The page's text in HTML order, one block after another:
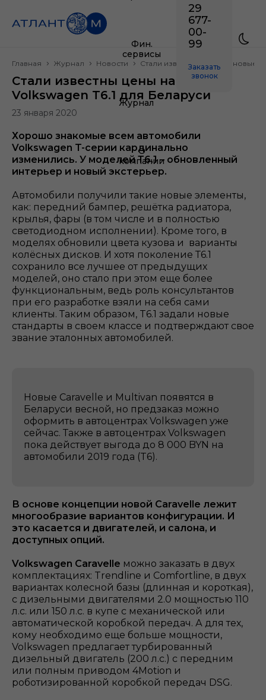
Фин.
сервисы
Журнал
О
компании
29
677-
00-
99
Заказать
звонок
Главная Журнал Новости Стали известны цены на новые
Стали известны цены на новые
Volkswagen T6.1 для Беларуси
23 января 2020
Хорошо знакомые всем автомобили
Volkswagen T-серии кардинально
изменились. У моделей Т6.1 – обновленный
интерьер и новый экстерьер.
Автомобили получили такие новые элементы,
как: передний бампер, решётка радиатора,
крылья, фары (в том числе и в полностью
светодиодном исполнении). Кроме того, в
моделях обновили цвета кузова и варианты
колёсных дисков. И хотя поколение Т6.1
сохранило все лучшее от предыдущих
моделей, оно стало при этом еще более
функциональным, ведь роль консультантов
при его разработке взяли на себя сами
клиенты. Таким образом, T6.1 задали новые
стандарты в своем классе и подтверждают свое
звание эталонных автомобилей.
Новые Caravelle и Multivan появятся в
Беларуси весной, но предзаказ можно
оформить в автоцентрах Volkswagen уже
сейчас. Также в автоцентрах Volkswagen
пока действует выгода до 8 000 BYN на
автомобили 2019 года (T6).
В основе концепции новой Caravelle лежит
многообразие вариантов конфигурации. И
это касается и двигателей, и салона, и
доступных опций.
Volkswagen Caravelle можно заказать в двух
комплектациях: Trendline и Comfortline, в двух
вариантах колесной базы (длинная и короткая),
с дизельными двигателями 2.0 мощностью 110
л.с. или 150 л.с. в купе с механической или
автоматической коробкой передач. А для тех,
кому необходимо еще больше мощности,
Volkswagen предлагает турбированный
дизельный двигатель (200 л.с.) с передним
или полным приводом 4Motion и
роботизированной коробкой передач DSG.